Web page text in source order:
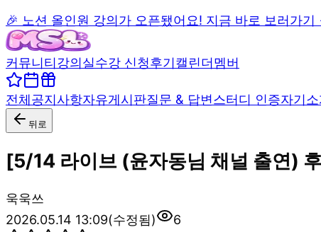
🎉 노션 올인원 강의가 오픈됐어요! 지금 바로 보러가
커뮤니티강의실수강 신청후기캘린더멤버
전체공지사항자유게시판질문 & 답변스터디 인증자기소
뒤로
[5/14 라이브 (윤자동님 채널 출
욱욱쓰
2026.05.14 13:09(수정됨)
6